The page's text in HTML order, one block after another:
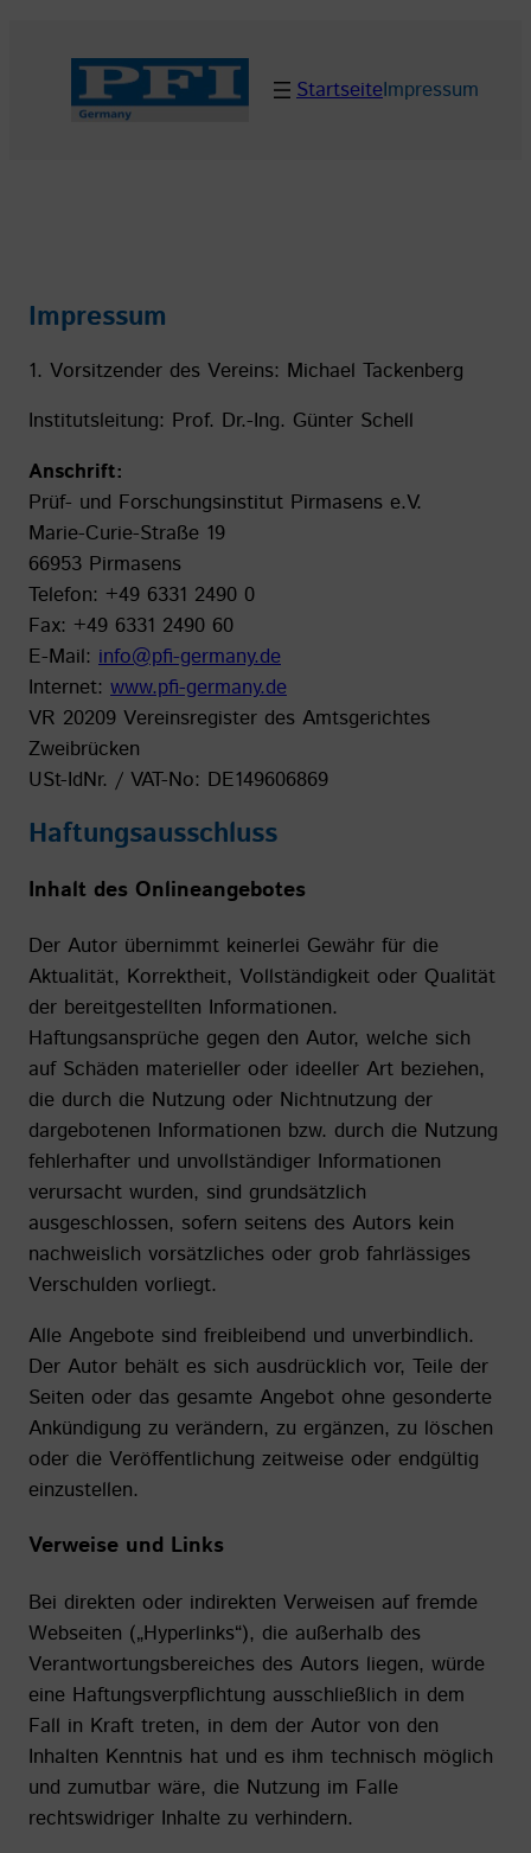
springen
StartseiteImpressum
Impressum
1. Vorsitzender des Vereins: Michael Tackenberg
Institutsleitung: Prof. Dr.-Ing. Günter Schell
Anschrift:
Prüf- und Forschungsinstitut Pirmasens e.V.
Marie-Curie-Straße 19
66953 Pirmasens
Telefon: +49 6331 2490 0
Fax: +49 6331 2490 60
E-Mail: info@pfi-germany.de
Internet: www.pfi-germany.de
VR 20209 Vereinsregister des Amtsgerichtes
Zweibrücken
USt-IdNr. / VAT-No: DE149606869
Haftungsausschluss
Inhalt des Onlineangebotes
Der Autor übernimmt keinerlei Gewähr für die
Aktualität, Korrektheit, Vollständigkeit oder Qualität
der bereitgestellten Informationen.
Haftungsansprüche gegen den Autor, welche sich
auf Schäden materieller oder ideeller Art beziehen,
die durch die Nutzung oder Nichtnutzung der
dargebotenen Informationen bzw. durch die Nutzung
fehlerhafter und unvollständiger Informationen
verursacht wurden, sind grundsätzlich
ausgeschlossen, sofern seitens des Autors kein
nachweislich vorsätzliches oder grob fahrlässiges
Verschulden vorliegt.
Alle Angebote sind freibleibend und unverbindlich.
Der Autor behält es sich ausdrücklich vor, Teile der
Seiten oder das gesamte Angebot ohne gesonderte
Ankündigung zu verändern, zu ergänzen, zu löschen
oder die Veröffentlichung zeitweise oder endgültig
einzustellen.
Verweise und Links
Bei direkten oder indirekten Verweisen auf fremde
Webseiten („Hyperlinks“), die außerhalb des
Verantwortungsbereiches des Autors liegen, würde
eine Haftungsverpflichtung ausschließlich in dem
Fall in Kraft treten, in dem der Autor von den
Inhalten Kenntnis hat und es ihm technisch möglich
und zumutbar wäre, die Nutzung im Falle
rechtswidriger Inhalte zu verhindern.